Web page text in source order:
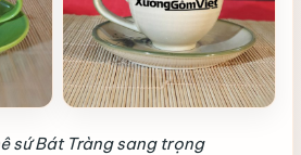
sứ Bát Tràng sang trọng